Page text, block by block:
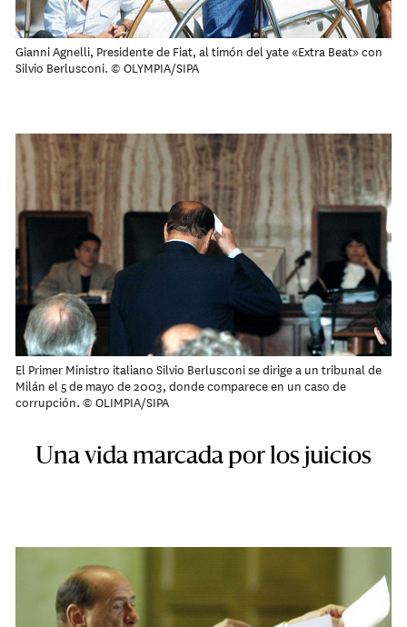
Gianni Agnelli, Presidente de Fiat, al timón del yate «Extra Beat» con
Silvio Berlusconi. © OLYMPIA/SIPA
El Primer Ministro italiano Silvio Berlusconi se dirige a un tribunal de
Milán el 5 de mayo de 2003, donde comparece en un caso de
corrupción. © OLIMPIA/SIPA
Una vida marcada por los juicios